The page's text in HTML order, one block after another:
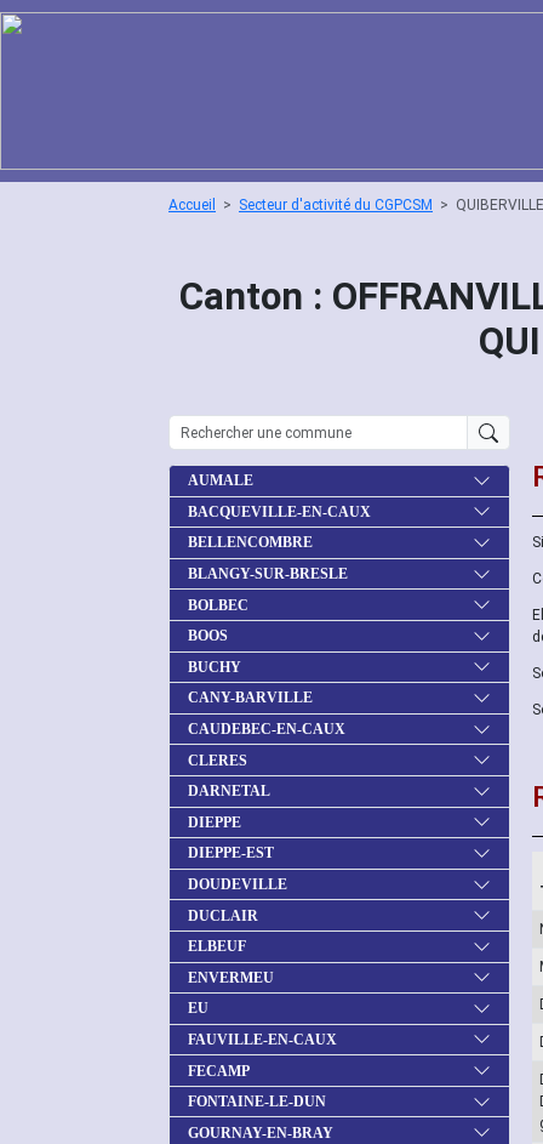
Accueil Secteur d'activité du CGPCSM QUIBERVILLE
Canton :
AUMALE
BACQUEVILLE-EN-CAUX
BELLENCOMBRE
BLANGY-SUR-BRESLE
BOLBEC
BOOS
BUCHY
CANY-BARVILLE
CAUDEBEC-EN-CAUX
CLERES
DARNETAL
DIEPPE
DIEPPE-EST
DOUDEVILLE
DUCLAIR
ELBEUF
ENVERMEU
EU
FAUVILLE-EN-CAUX
FECAMP
FONTAINE-LE-DUN
GOURNAY-EN-BRAY